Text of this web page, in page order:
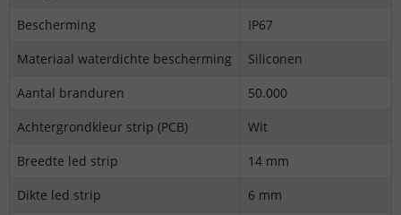
Bescherming
IP67
Materiaal waterdichte bescherming
Siliconen
Aantal branduren
50.000
Achtergrondkleur strip (PCB)
Wit
Breedte led strip
14 mm
Dikte led strip
6 mm